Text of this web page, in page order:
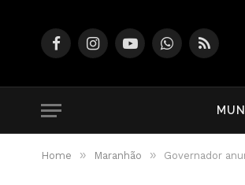
FacebookInstagramYouTubeWhatsApp
RSS
Home » Maranhão » Governador